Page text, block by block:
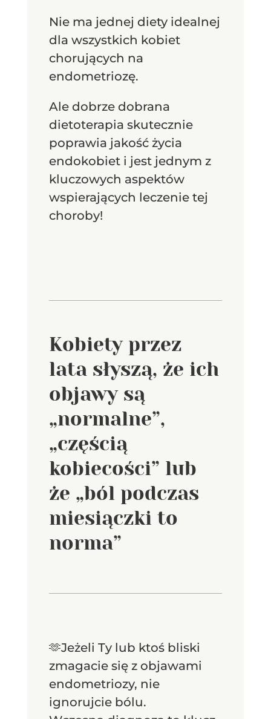
Nie ma jednej diety idealnej
dla wszystkich kobiet
chorujących na
endometriozę.
Ale dobrze dobrana
dietoterapia skutecznie
poprawia jakość życia
endokobiet i jest jednym z
kluczowych aspektów
wspierających leczenie tej
choroby!
Kobiety przez
lata słyszą, że ich
objawy są
„normalne”,
„częścią
kobiecości” lub
że „ból podczas
miesiączki to
norma”
🫶Jeżeli Ty lub ktoś bliski
zmagacie się z objawami
endometriozy, nie
ignorujcie bólu.